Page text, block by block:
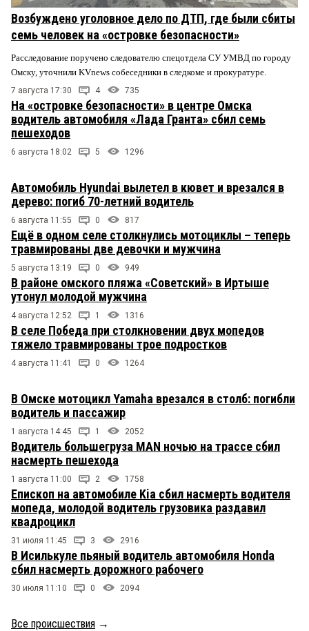
Возбуждено уголовное дело по ДТП, где были сбиты
семь человек на «островке безопасности»
Расследование поручено следователю спецотдела СУ УМВД по городу
Омску, уточнили KVnews собеседники в следкоме и прокуратуре.
7 августа 17:30 4 735
На «островке безопасности» в центре Омска
водитель автомобиля «Лада Гранта» сбил семь
пешеходов
6 августа 18:02 5 1296
Автомобиль Hyundai вылетел в кювет и врезался в
дерево: погиб 70-летний водитель
6 августа 11:55 0 817
Ещё в одном селе столкнулись мотоциклы – теперь
травмированы две девочки и мужчина
5 августа 13:19 0 949
В районе омского пляжа «Советский» в Иртыше
утонул молодой мужчина
4 августа 12:52 1 1316
В селе Победа при столкновении двух мопедов
тяжело травмированы трое подростков
4 августа 11:41 0 1264
В Омске мотоцикл Yamaha врезался в столб: погибли
водитель и пассажир
1 августа 14:45 1 2052
Водитель большегруза MAN ночью на трассе сбил
насмерть пешехода
1 августа 11:00 2 1758
Епископ на автомобиле Kia сбил насмерть водителя
мопеда, молодой водитель грузовика раздавил
квадроцикл
31 июля 11:45 3 2916
В Исилькуле пьяный водитель автомобиля Honda
сбил насмерть дорожного рабочего
30 июля 11:10 0 2094
Все происшествия →